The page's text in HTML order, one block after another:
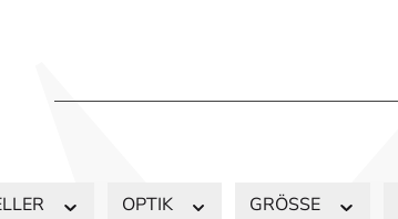
OPTIK GRÖSSE